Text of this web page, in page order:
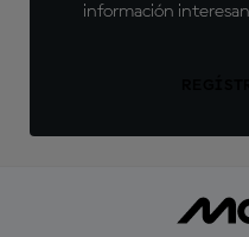
información